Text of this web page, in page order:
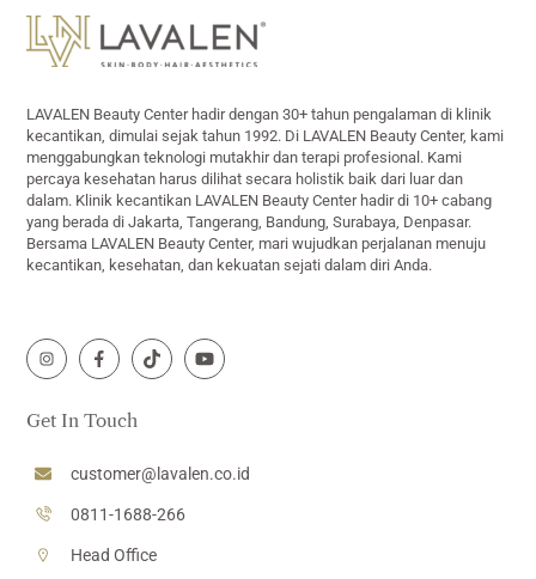
To
Top
LAVALEN Beauty Center hadir dengan 30+ tahun pengalaman di klinik
kecantikan, dimulai sejak tahun 1992. Di LAVALEN Beauty Center, kami
menggabungkan teknologi mutakhir dan terapi profesional. Kami
percaya kesehatan harus dilihat secara holistik baik dari luar dan
dalam. Klinik kecantikan LAVALEN Beauty Center hadir di 10+ cabang
yang berada di Jakarta, Tangerang, Bandung, Surabaya, Denpasar.
Bersama LAVALEN Beauty Center, mari wujudkan perjalanan menuju
kecantikan, kesehatan, dan kekuatan sejati dalam diri Anda.
Icon
Icon
Icon
Icon
Get In Touch
customer@lavalen.co.id
0811-1688-266
Head Office